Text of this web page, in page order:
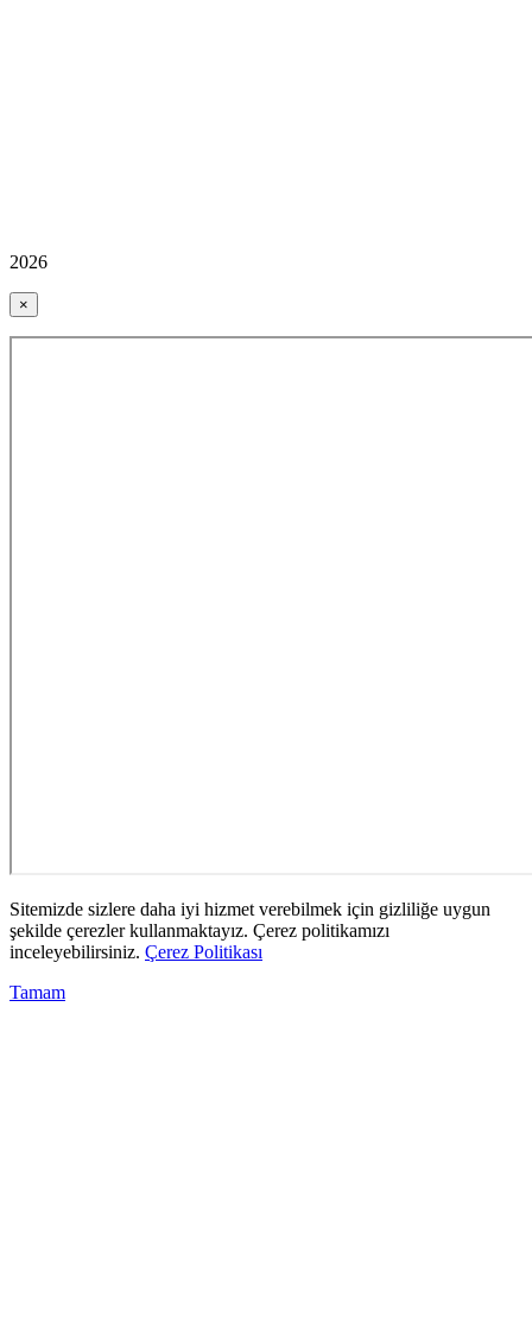
2026
×
Sitemizde sizlere daha iyi hizmet verebilmek için gizliliğe uygun
şekilde çerezler kullanmaktayız. Çerez politikamızı
inceleyebilirsiniz. Çerez Politikası
Tamam